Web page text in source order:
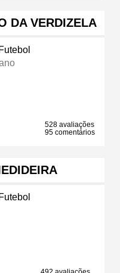
DA VERDIZELA
528 avaliações
95 comentários